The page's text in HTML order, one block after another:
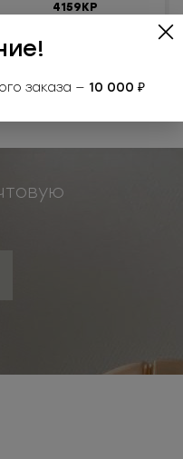
4159КР
Под заказ
заказа — 10 000 ₽